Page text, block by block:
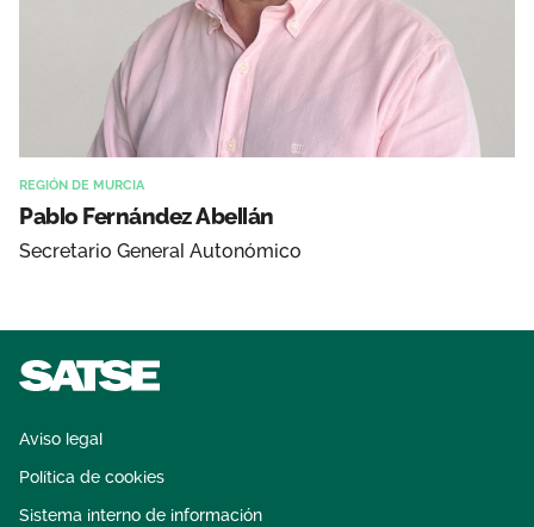
REGIÓN DE MURCIA
Pablo Fernández Abellán
Secretario General Autonómico
Aviso legal
Política de cookies
Sistema interno de información